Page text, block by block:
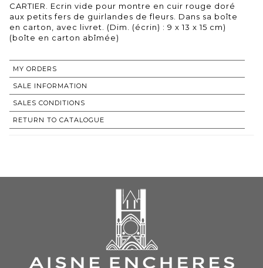
CARTIER. Ecrin vide pour montre en cuir rouge doré
aux petits fers de guirlandes de fleurs. Dans sa boîte
en carton, avec livret. (Dim. (écrin) : 9 x 13 x 15 cm)
(boîte en carton abîmée)
MY ORDERS
SALE INFORMATION
SALES CONDITIONS
RETURN TO CATALOGUE